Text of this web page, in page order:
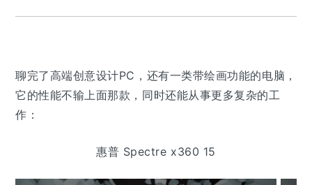
聊完了高端创意设计PC，还有一类带绘画功能的电脑，
它的性能不输上面那款，同时还能从事更多复杂的工
作：
惠普 Spectre x360 15